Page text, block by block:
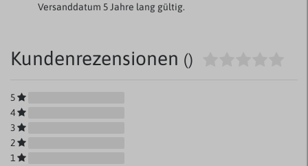
Versanddatum 5 Jahre lang gültig.
Kundenrezensionen ()
5
4
3
2
1